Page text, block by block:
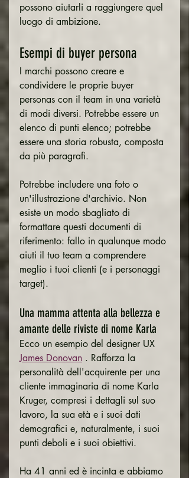
possono aiutarli a raggiungere quel
luogo di ambizione.
Esempi di buyer persona
I marchi possono creare e
condividere le proprie buyer
personas con il team in una varietà
di modi diversi. Potrebbe essere un
elenco di punti elenco; potrebbe
essere una storia robusta, composta
da più paragrafi.
Potrebbe includere una foto o
un'illustrazione d'archivio. Non
esiste un modo sbagliato di
formattare questi documenti di
riferimento: fallo in qualunque modo
aiuti il ​​tuo team a comprendere
meglio i tuoi clienti (e i personaggi
target).
Una mamma attenta alla bellezza e
amante delle riviste di nome Karla
Ecco un esempio del designer UX
James Donovan . Rafforza la
personalità dell'acquirente per una
cliente immaginaria di nome Karla
Kruger, compresi i dettagli sul suo
lavoro, la sua età e i suoi dati
demografici e, naturalmente, i suoi
punti deboli e i suoi obiettivi.
Ha 41 anni ed è incinta e abbiamo